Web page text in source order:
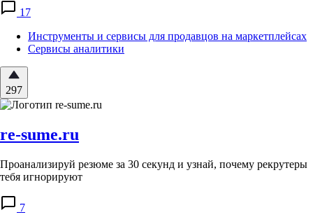
17
Инструменты и сервисы для продавцов на маркетплейсах
Сервисы аналитики
297
re-sume.ru
Проанализируй резюме за 30 секунд и узнай, почему рекрутеры
тебя игнорируют
7